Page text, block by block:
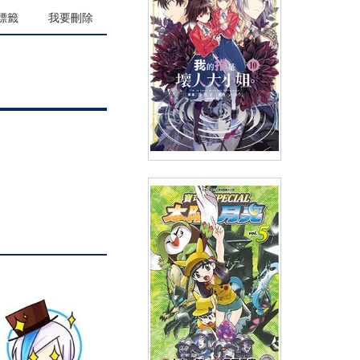
籤 我要刪除
我的推是壞人大小姐。(10)
NT$140 90折 NT$126 (USD4.18)